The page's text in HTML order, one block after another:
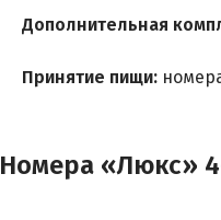
Дополнительная
Принятие пищи:
Номера «Люкс»